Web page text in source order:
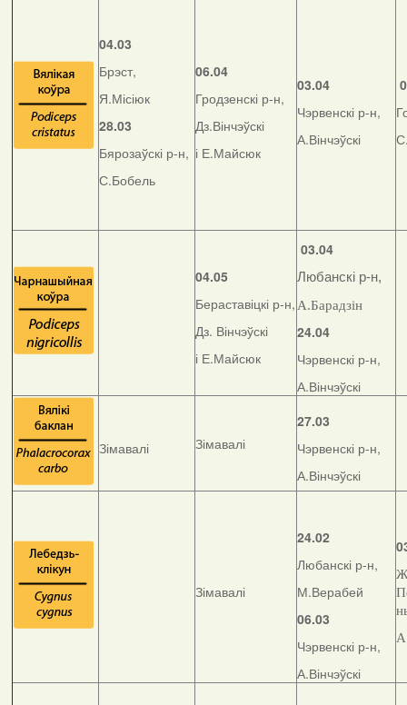
04.03
Брэст,
Я.Місіюк
28.03
Бярозаўскі р-н,
С.Бобель
06.04
Гродзенскі р-н,
Дз.Вінчэўскі
і Е.Майсюк
03.04
Чэрвенскі р-н,
А.Вінчэўскі
04.05
Бераставіцкі р-н,
Дз. Вінчэўскі
і Е.Майсюк
03.04
Любанскі р-н,
А.Барадзін
24.04
Чэрвенскі р-н,
А.Вінчэўскі
Зімавалі Зімавалі
27.03
Чэрвенскі р-н,
А.Вінчэўскі
Зімавалі
24.02
Любанскі р-н,
М.Верабей
06.03
Чэрвенскі р-н,
А.Вінчэўскі